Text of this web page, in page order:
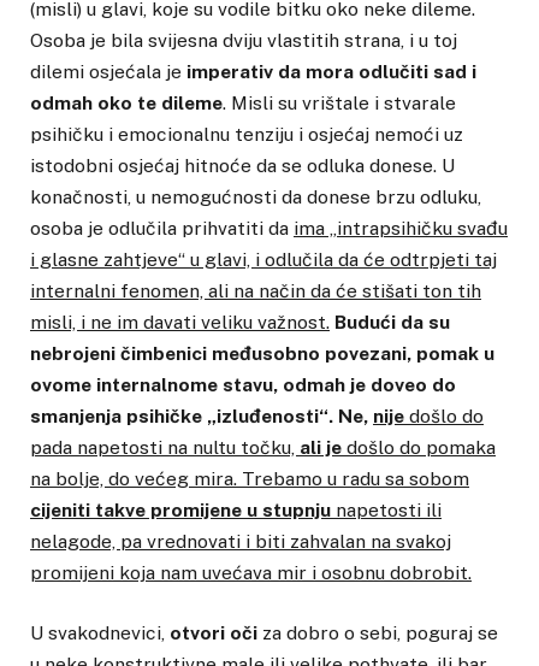
(misli) u glavi, koje su vodile bitku oko neke dileme.
Osoba je bila svijesna dviju vlastitih strana, i u toj
dilemi osjećala je imperativ da mora odlučiti sad i
odmah oko te dileme. Misli su vrištale i stvarale
psihičku i emocionalnu tenziju i osjećaj nemoći uz
istodobni osjećaj hitnoće da se odluka donese. U
konačnosti, u nemogućnosti da donese brzu odluku,
osoba je odlučila prihvatiti da ima „intrapsihičku svađu
i glasne zahtjeve“ u glavi, i odlučila da će odtrpjeti taj
internalni fenomen, ali na način da će stišati ton tih
misli, i ne im davati veliku važnost. Budući da su
nebrojeni čimbenici međusobno povezani, pomak u
ovome internalnome stavu, odmah je doveo do
smanjenja psihičke „izluđenosti“. Ne, nije došlo do
pada napetosti na nultu točku, ali je došlo do pomaka
na bolje, do većeg mira. Trebamo u radu sa sobom
cijeniti takve promijene u stupnju napetosti ili
nelagode, pa vrednovati i biti zahvalan na svakoj
promijeni koja nam uvećava mir i osobnu dobrobit.
U svakodnevici, otvori oči za dobro o sebi, poguraj se